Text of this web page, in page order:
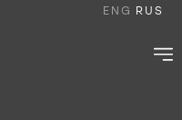
ENG RUS